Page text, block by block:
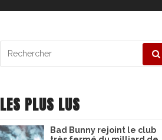
pour
LES PLUS LUS
Bad Bunny rejoint le club